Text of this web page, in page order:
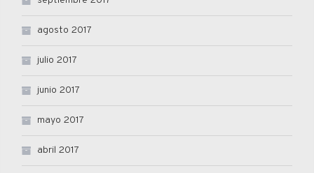
agosto 2017
julio 2017
junio 2017
mayo 2017
abril 2017